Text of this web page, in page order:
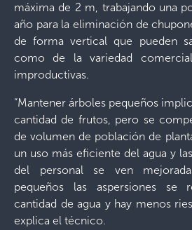
máxima de 2 m, trabajando una
año para la eliminación de
de forma vertical que pueden
como de la variedad
improductivas.
“Mantener árboles pequeños
cantidad de frutos, pero se
de volumen de población de
un uso más eficiente del agua y
del personal se ven
pequeños las aspersiones se
cantidad de agua y hay menos
explica el técnico.